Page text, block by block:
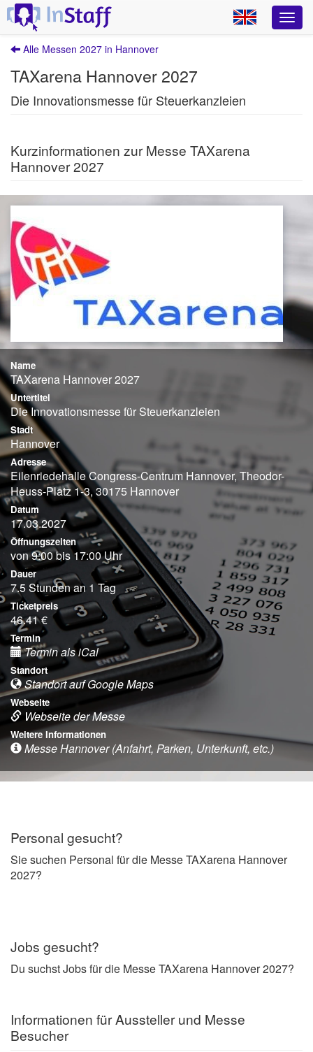
Alle Messen 2027 in Hannover
TAXarena Hannover 2027
Die Innovationsmesse für Steuerkanzleien
Kurzinformationen zur Messe TAXarena
Hannover 2027
Name
TAXarena Hannover 2027
Untertitel
Die Innovationsmesse für Steuerkanzleien
Stadt
Hannover
Adresse
Eilenriedehalle Congress-Centrum Hannover, Theodor-
Heuss-Platz 1-3, 30175 Hannover
Datum
17.03.2027
Öffnungszeiten
von 9:00 bis 17:00 Uhr
Dauer
7.5 Stunden an 1 Tag
Ticketpreis
46.41 €
Termin
Termin als iCal
Standort
Standort auf Google Maps
Webseite
Webseite der Messe
Weitere Informationen
Messe Hannover (Anfahrt, Parken, Unterkunft, etc.)
Personal gesucht?
Sie suchen Personal für die Messe TAXarena Hannover
2027?
Jobs gesucht?
Du suchst Jobs für die Messe TAXarena Hannover 2027?
Informationen für Aussteller und Messe
Besucher